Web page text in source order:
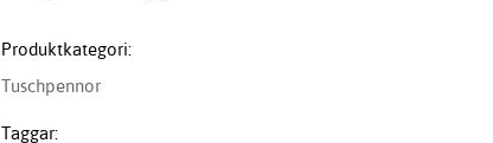
Produktkategori:
Tuschpennor
Taggar: